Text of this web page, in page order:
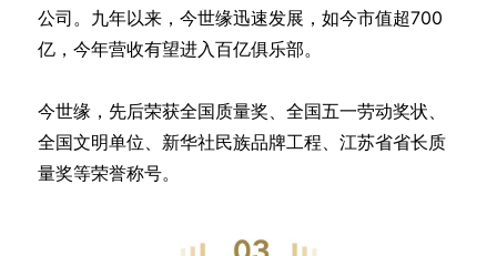
公司。九年以来，今世缘迅速发展，如今市值超700
亿，今年营收有望进入百亿俱乐部。
今世缘，先后荣获全国质量奖、全国五一劳动奖状、
全国文明单位、新华社民族品牌工程、江苏省省长质
量奖等荣誉称号。